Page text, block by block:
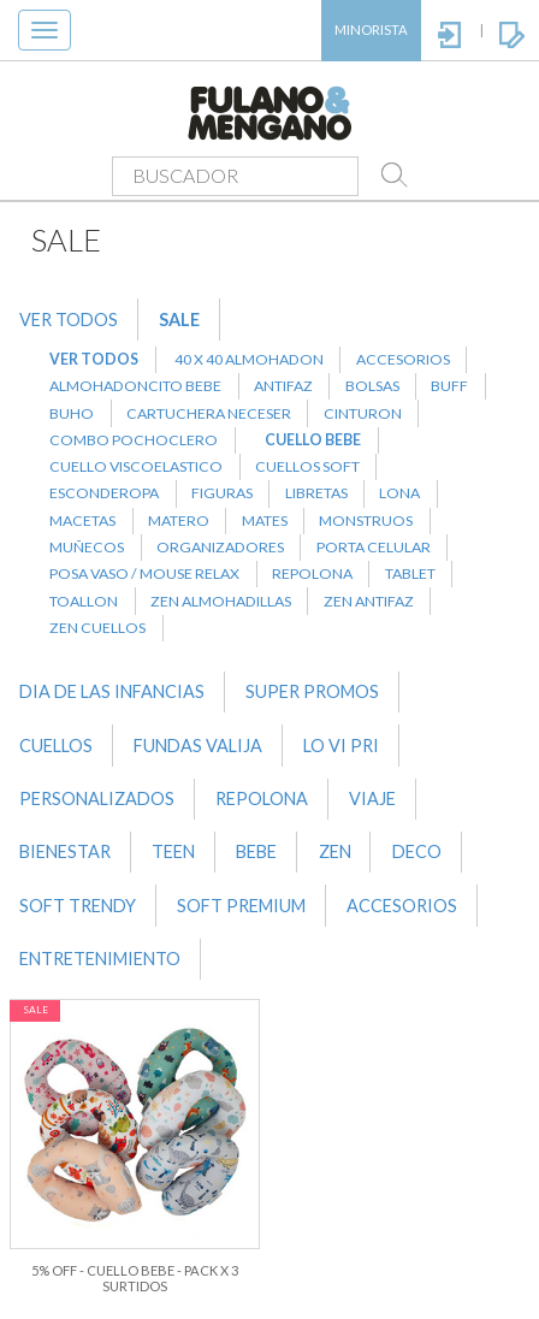
Toggle
navigation
MINORISTA
SALE>CUELLO BEBE
SALE
VER TODOS SALE
VER TODOS 40 X 40 ALMOHADON
ACCESORIOS
ALMOHADONCITO BEBE
ANTIFAZ BOLSAS
BUFF
BUHO
CARTUCHERA NECESER
CINTURON
COMBO POCHOCLERO
CUELLO BEBE
CUELLO VISCOELASTICO
CUELLOS SOFT
ESCONDEROPA
FIGURAS LIBRETAS
LONA
MACETAS
MATERO MATES
MONSTRUOS
MUÑECOS
ORGANIZADORES
PORTA CELULAR
POSA VASO / MOUSE RELAX
REPOLONA
TABLET
TOALLON
ZEN ALMOHADILLAS
ZEN ANTIFAZ
ZEN CUELLOS
DIA DE LAS INFANCIAS SUPER PROMOS
CUELLOS FUNDAS VALIJA LO VI PRI
PERSONALIZADOS REPOLONA VIAJE
BIENESTAR TEEN BEBE ZEN DECO
SOFT TRENDY SOFT PREMIUM ACCESORIOS
ENTRETENIMIENTO
SALE
5% OFF - CUELLO BEBE - PACK X 3
SURTIDOS